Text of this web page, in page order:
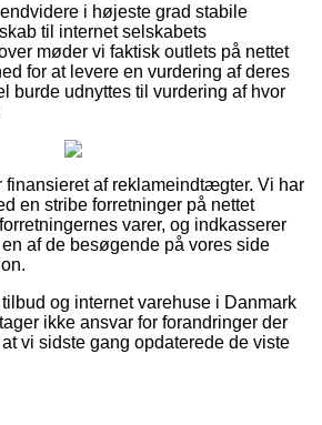
i højeste grad stabile
til internet selskabets
møder vi faktisk outlets på nettet
for at levere en vurdering af deres
burde udnyttes til vurdering af hvor
finansieret af reklameindtægter. Vi har
en stribe forretninger på nettet
varer, og indkasserer
af de besøgende på vores side
og internet varehuse i Danmark
ikke ansvar for forandringer der
vi sidste gang opdaterede de viste